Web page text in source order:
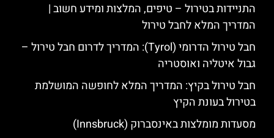
התניידות בטירול – טיפים, המלצות ומידע חשוב |
המדריך המלא לחבל טירול
חבל טירול הדרומי (Tyrol): המדריך לדרום חבל טירול –
גבול איטליה ואוסטריה
חבל טירול בקיץ: המדריך המלא לחופשה המושלמת
בטירול בעונת הקיץ
מסעדות מומלצות באינסברוק (Innsbruck)